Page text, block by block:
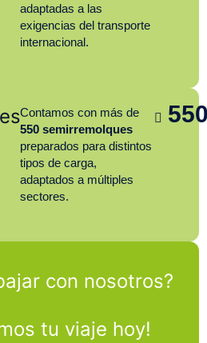
adaptadas a las
exigencias del transporte
internacional.
Contamos con más de
550 semirremolques
preparados para distintos
tipos de carga,
adaptados a múltiples
sectores.
con nosotros?
tu viaje hoy!